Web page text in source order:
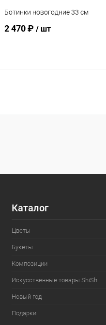
Ботинки новогодние 33 см
2 470 ₽ / шт
Каталог
Цветы
Букеты
Композиции
Искусственные товары ShiShi
Новый год
Подарки